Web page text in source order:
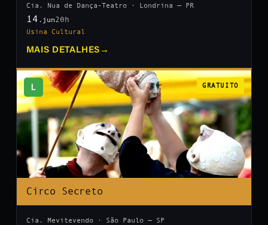
Cia. Nua de Dança-Teatro · Londrina — PR
14 .jun20h
Usina Cultural
MAIS DETALHES →
L GRATUITO
Circo Secreto
Cia. Mevitevendo · São Paulo — SP